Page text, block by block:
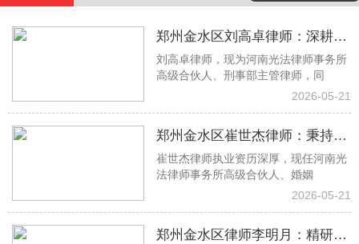
郑州金水区刘高卓律师：深耕刑
事辩护一线，以专业实力守护司
刘高卓律师，现为河南光法律师事务所
高级合伙人、刑事部主管律师，同
2026-05-21
郑州金水区崔世杰律师：秉持专
业初心 专攻婚姻家事法律难题
崔世杰律师执业资历深厚，现任河南光
法律师事务所高级合伙人、婚姻
2026-05-21
郑州金水区律师李明月：精研借